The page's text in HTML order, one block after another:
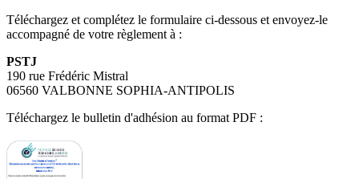
Téléchargez et complétez le formulaire ci-dessous et envoyez-le
accompagné de votre règlement à :
PSTJ
190 rue Frédéric Mistral
06560 VALBONNE SOPHIA-ANTIPOLIS
Téléchargez le bulletin d'adhésion au format PDF :